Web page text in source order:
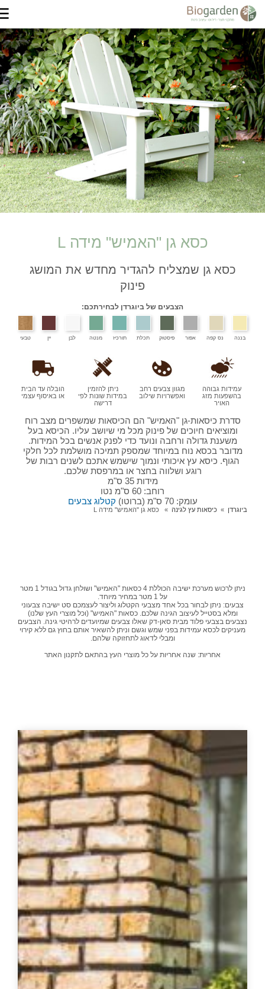
כסא גן "האמיש" מידה L
כסא גן שמצליח להגדיר מחדש את המושג
פינוק
הצבעים של ביוגרדן לבחירתכם:
נס קפה אפור פיסטוק תכלת תורכיז מנטה לבן
עמידות גבוהה
בהשפעות מזג
האויר
מגוון צבעים רחב
ואפשרויות שילוב
ניתן להזמין
במידות שונות לפי
דרישה
הובלה עד הבית
או באיסוף עצמי
סדרת כיסאות-גן "האמיש" הם הכיסאות שמשפרים מצב רוח
ומוציאים חיוכים של פינוק מכל מי שיושב עליו. הכיסא בעל
משענת גדולה ורחבה ונועד כדי לפנק אנשים בכל המידות.
מדובר בכסא נוח במיוחד שמספק תמיכה מושלמת לכל חלקי
הגוף. כיסא עץ איכותי ונמוך שישמש אתכם לשנים רבות של
רוגע ושלווה בחצר או במרפסת שלכם.
מידות 35 ס"מ
רוחב: 60 ס"מ נטו
עומק: 70 ס"מ (ברוטו)
קטלוג צבעים
ביוגרדן כיסאות עץ לגינה כסא גן "האמיש" מידה L
ניתן לרכוש מערכת ישיבה הכוללת 4 כסאות "האמיש" ושולחן גדול בגודל 1 מטר
צבעים: ניתן לבחור בכל אחד מצבעי הקטלוג וליצור לעצמכם סט ישיבה צבעוני
ומלא בסטייל לעיצוב הגינה שלכם. כסאות "האמיש" (וכל מוצרי העץ שלנו)
נצבעים בצבעי פלוד מבית סאן-דק שאלו צבעים שמיועדים לרהיטי גינה. הצבעים
מעניקים לכסא עמידות בפני שמש וגשם וניתן להשאיר אותם בחוץ גם ללא קירוי
ומבלי לדאוג לתחזוקה שלהם.
אחריות: שנה אחריות על כל מוצרי העץ בהתאם לתקנון האתר